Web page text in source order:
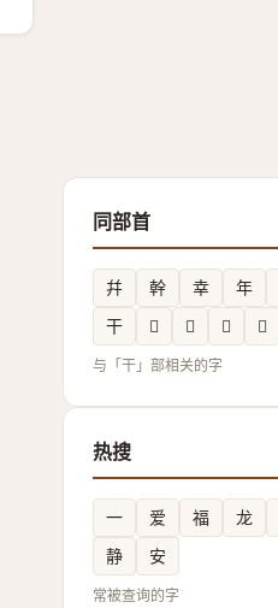
同部首
幷 幹 幸 年
干
𢆪 𭙅 𢆉 𢆔
与「干」部相关的字
热搜
一 爱 福 龙
静
安
常被查询的字